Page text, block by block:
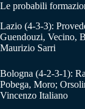
Le probabili
Lazio (4-3-3):
Guendouzi, Vecino,
Maurizio Sarri
Bologna (4-2-3-1):
Pobega, Moro;
Vincenzo Italiano